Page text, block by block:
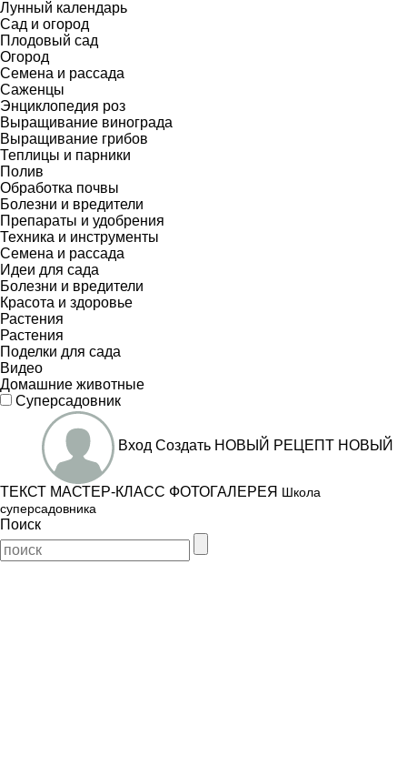
Лунный календарь
Сад и огород
Плодовый сад
Огород
Семена и рассада
Саженцы
Энциклопедия роз
Выращивание винограда
Выращивание грибов
Теплицы и парники
Полив
Обработка почвы
Болезни и вредители
Препараты и удобрения
Техника и инструменты
Семена и рассада
Идеи для сада
Болезни и вредители
Красота и здоровье
Растения
Растения
Поделки для сада
Видео
Домашние животные
Суперсадовник
Вход Создать НОВЫЙ РЕЦЕПТ НОВЫЙ
ТЕКСТ МАСТЕР-КЛАСС ФОТОГАЛЕРЕЯ Школа
суперсадовника
Поиск